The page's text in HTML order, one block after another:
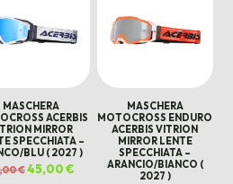
MASCHERA
ACERBIS
MIRROR
SPECCHIATA –
BLU ( 2027 )
€Il
prezzo
45,00€Il
prezzo
MASCHERA
MOTOCROSS ENDURO
ACERBIS VITRION
MIRROR LENTE
SPECCHIATA –
ARANCIO/BIANCO (
2027 )